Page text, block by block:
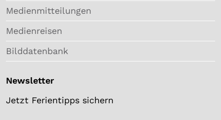
Medienmitteilungen
Medienreisen
Bilddatenbank
Newsletter
Jetzt Ferientipps sichern